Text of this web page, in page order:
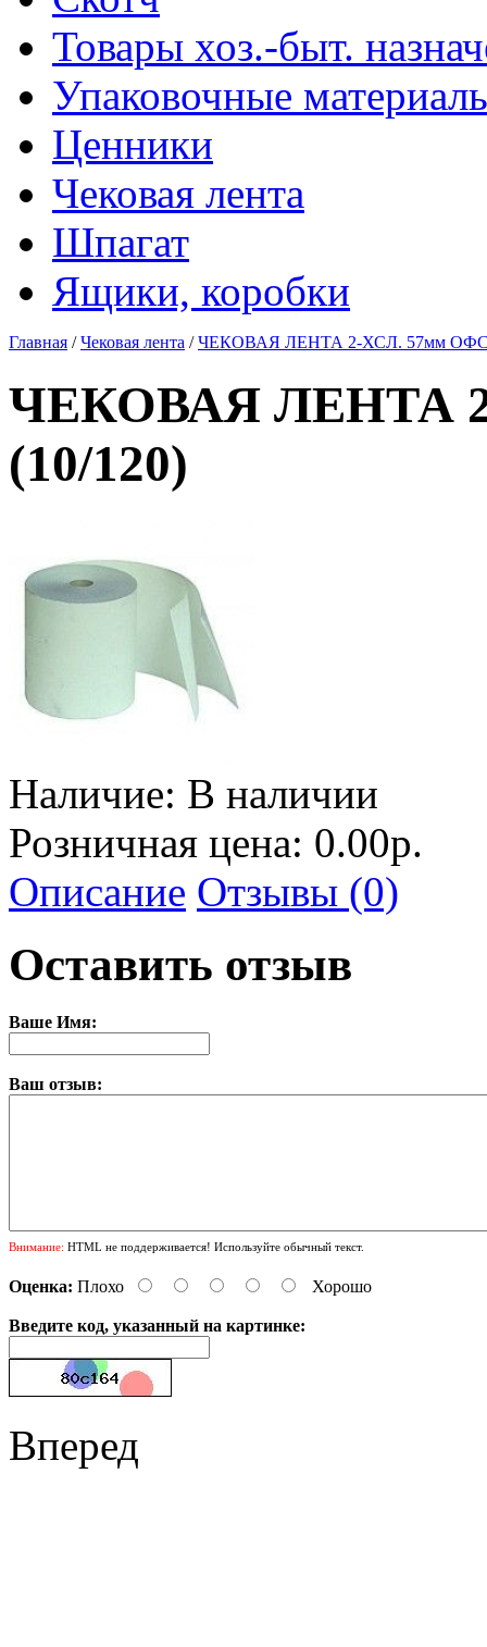
Товары хоз.-быт.
Упаковочные
Ценники
Чековая лента
Шпагат
Ящики, коробки
Главная /Чековая лента /ЧЕКОВАЯ ЛЕНТА 2-ХСЛ. 57мм
ЧЕКОВАЯ ЛЕНТА
(10/120)
Наличие: В наличии
Розничная цена: 0.00р.
Описание Отзывы (0)
Оставить отзыв
Ваше Имя:
Ваш отзыв:
Внимание: HTML не поддерживается! Используйте обычный текст.
Оценка: Плохо Хорошо
Введите код, указанный на картинке:
Вперед